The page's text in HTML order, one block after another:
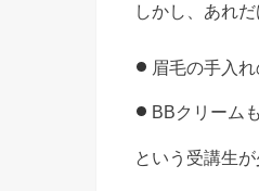
しかし、あれだ
眉毛の手入
BBクリーム
という受講生